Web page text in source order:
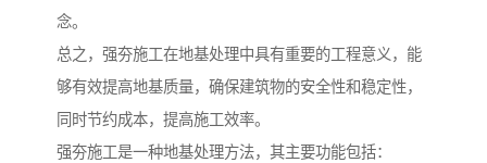
念。
总之，强夯施工在地基处理中具有重要的工程意义，能
够有效提高地基质量，确保建筑物的安全性和稳定性，
同时节约成本，提高施工效率。
强夯施工是一种地基处理方法，其主要功能包括：